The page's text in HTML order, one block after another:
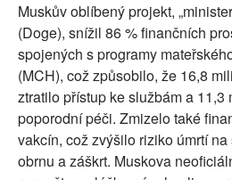
Muskův oblíbený projekt,
(Doge), snížil 86 % finančních
spojených s programy
(MCH), což způsobilo, že 16,8
ztratilo přístup ke službám a
poporodní péči. Zmizelo také
vakcín, což zvýšilo riziko úmrtí
obrnu a záškrt. Muskova